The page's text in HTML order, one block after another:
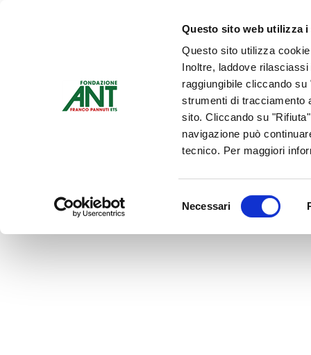
Questo sito web utilizza i
Questo sito utilizza
Inoltre, laddove
raggiungibile cliccando
strumenti di tracciamento
sito. Cliccando su
navigazione può
tecnico. Per maggiori
del
Necessari
Chi siamo
Contattaci